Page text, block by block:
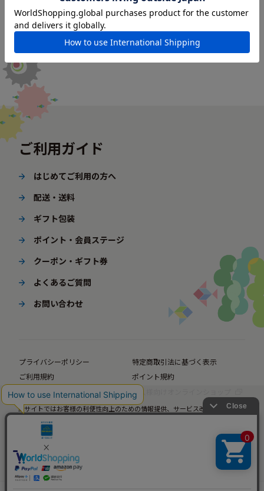
ご利用ガイド
はじめてご利用の方へ
配送・送料
ギフト包装
ポイント・会員ステージ
クーポン・ギフト券
よくあるご質問
お問い合わせ
プライバシーポリシー
特定商取引法に基づく表示
ご利用規約
ポイント規約
企業サイト
法人様向けオンラインショップ
当サイトではお客様の利便性向上のための情報提供、サービス改善のための分
当サイトの閲覧を継続された場合、Cookieの使用にご同意いただいたものとみ
なします。
詳細については